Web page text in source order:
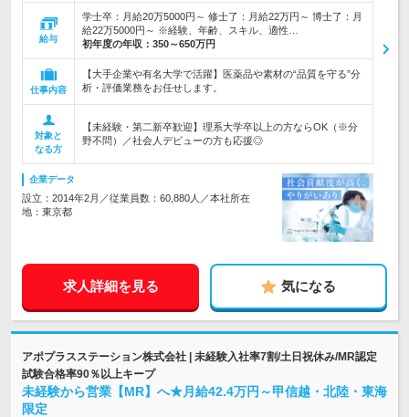
給与
学士卒：月給20万5000円～ 修士了：月給22万円～ 博士了：月
給22万5000円～ ※経験、年齢、スキル、適性…
初年度の年収： 350～650万円
仕事内容
【大手企業や有名大学で活躍】医薬品や素材の“品質を守る”分
析・評価業務をお任せします。
対象と
なる方
【未経験・第二新卒歓迎】理系大学卒以上の方ならOK（※分
野不問）／社会人デビューの方も応援◎
企業データ
設立：2014年2月／従業員数：60,880人／本社所在
地：東京都
求人詳細を見る 気になる
アポプラスステーション株式会社 | 未経験入社率7割/土日祝休み/MR認定
試験合格率90％以上キープ
未経験から営業【MR】へ★月給42.4万円～甲信越・北陸・東海
限定